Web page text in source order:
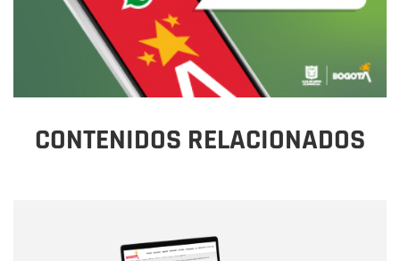
CONTENIDOS RELACIONADOS